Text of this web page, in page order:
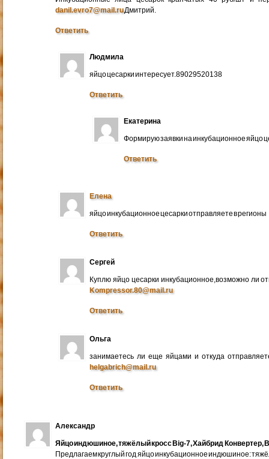
danil.evro7@mail.ruДмитрий.
Ответить
Людмила
яйцо цесарки интересует.89029520138
Ответить
Екатерина
Формирую заявки на инкубационное яйцо
Ответить
Елена
яйцо инкубационное цесарки отправляете в регионы
Ответить
Сергей
Куплю яйцо цесарки инкубационное,возможно ли
Kompressor.80@mail.ru
Ответить
Ольга
занимаетесь ли еще яйцами и откуда
helgabrich@mail.ru
Ответить
Александр
Яйцо индюшиное, тяжёлый кросс Big-7, Хайбрид Конвертер,
Предлагаем круглый год яйцо инкубационное индюшиное: